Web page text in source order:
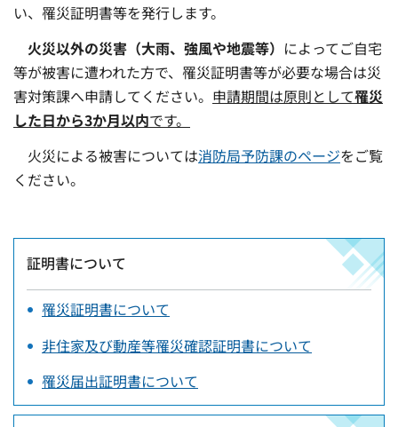
い、罹災証明書等を発行します。
火災以外の災害（大雨、強風や地震等） によってご自宅
等が被害に遭われた方で、罹災証明書等が必要な場合は災
害対策課へ申請してください。 申請期間は原則として罹災
した日から3か月以内です。
火災による被害については消防局予防課のページをご覧
ください。
証明書について
罹災証明書について
非住家及び動産等罹災確認証明書について
罹災届出証明書について